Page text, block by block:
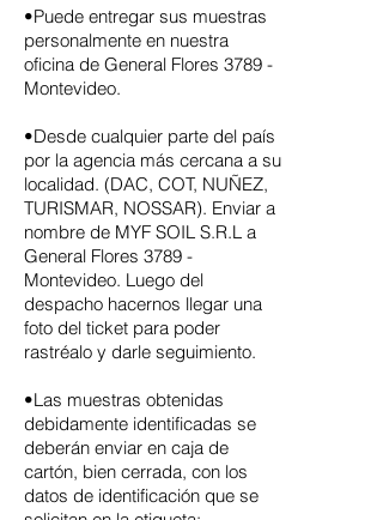
•Puede entregar sus muestras
personalmente en nuestra
oficina de General Flores 3789 -
Montevideo.
•Desde cualquier parte del país
por la agencia más cercana a su
localidad. (DAC, COT, NUÑEZ,
TURISMAR, NOSSAR). Enviar a
nombre de MYF SOIL S.R.L a
General Flores 3789 -
Montevideo. Luego del
despacho hacernos llegar una
foto del ticket para poder
rastréalo y darle seguimiento.
•Las muestras obtenidas
debidamente identificadas se
deberán enviar en caja de
cartón, bien cerrada, con los
datos de identificación que se